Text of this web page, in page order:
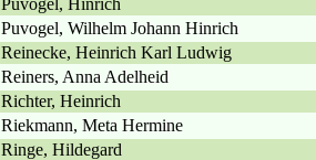
Puvogel, Hinrich
Puvogel, Wilhelm Johann Hinrich
Reinecke, Heinrich Karl Ludwig
Reiners, Anna Adelheid
Richter, Heinrich
Riekmann, Meta Hermine
Ringe, Hildegard